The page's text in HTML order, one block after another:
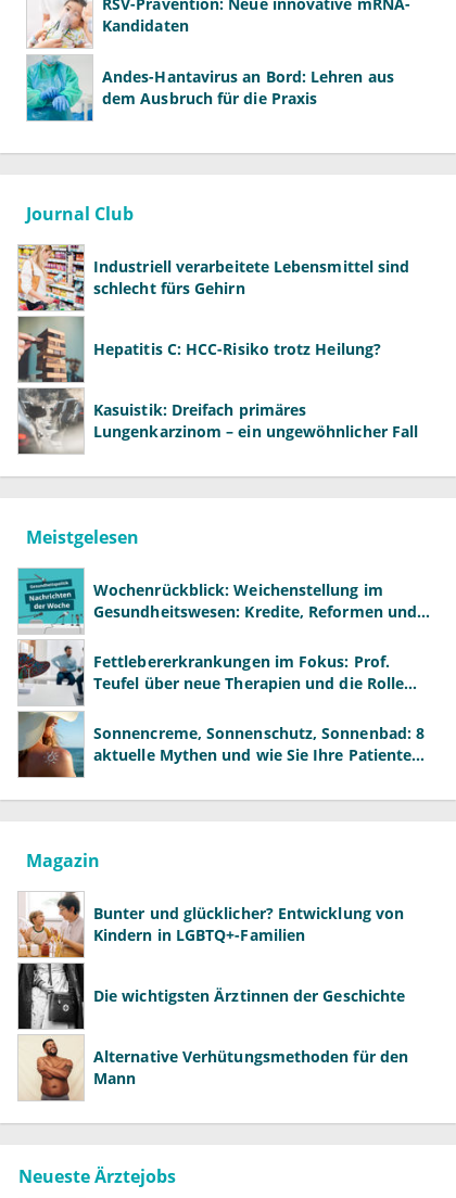
Kandidaten
Andes-Hantavirus an Bord: Lehren aus
dem Ausbruch für die Praxis
Journal Club
Industriell verarbeitete Lebensmittel sind
schlecht fürs Gehirn
Hepatitis C: HCC-Risiko trotz Heilung?
Kasuistik: Dreifach primäres
Lungenkarzinom – ein ungewöhnlicher Fall
Meistgelesen
Wochenrückblick: Weichenstellung im
Gesundheitswesen: Kredite, Reformen und
Fettlebererkrankungen im Fokus: Prof.
Teufel über neue Therapien und die Rolle
Sonnencreme, Sonnenschutz, Sonnenbad: 8
aktuelle Mythen und wie Sie Ihre Patienten
Magazin
Bunter und glücklicher? Entwicklung von
Kindern in LGBTQ+-Familien
Die wichtigsten Ärztinnen der Geschichte
Alternative Verhütungsmethoden für den
Mann
Neueste Ärztejobs